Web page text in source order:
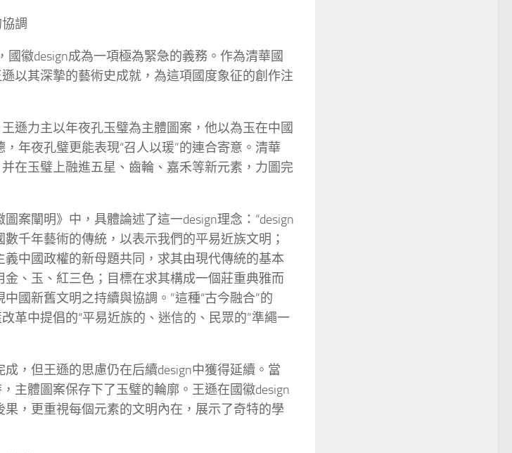
調
國徽design成為一項極為緊急的義務。作為清華國
以其深摯的藝術史成就，為這項國度象征的創作注
遜力主以年夜孔玉璧為主體圖案，他以為玉在中國
年夜孔璧更能表現“召人以瑗”的連合寄意。清華
在玉璧上融進五星、齒輪、嘉禾等新元素，力圖完
案闡明》中，具體論述了這一design理念：“design
千年藝術的傳統，以表示我們的平易近族文明；
義中國政權的新母題共同，求其由現代傳統的基本
、玉、紅三色；目標在求其構成一個莊重典雅而
國新舊文明之持續與協調。”這種“古今融合”的
革中提倡的“平易近族的、迷信的、民眾的”準繩一
，但王遜的思慮仍在后續design中獲得延續。當
主體圖案保存下了玉璧的輪廓。王遜在國徽design
，更重視每個元素的文明內在，展示了奇特的學